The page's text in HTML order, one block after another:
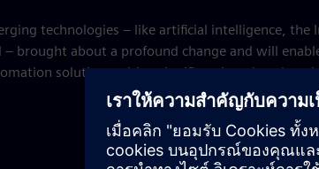
technologies – like artificial intelligence, the
brought about a profound change and will
solutions with a significantly reduced